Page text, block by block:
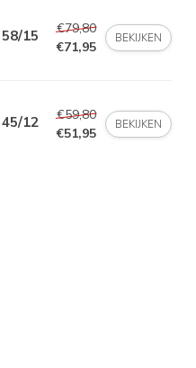
15
€79,80
€71,95
BEKIJKEN
12
€59,80
€51,95
BEKIJKEN